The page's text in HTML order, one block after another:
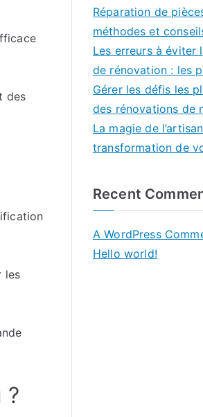
des
les
?
Réparation de
méthodes et
Les erreurs à éviter
de rénovation : les
Gérer les défis les
des rénovations de
La magie de
transformation de
Recent
A WordPress
Hello world!